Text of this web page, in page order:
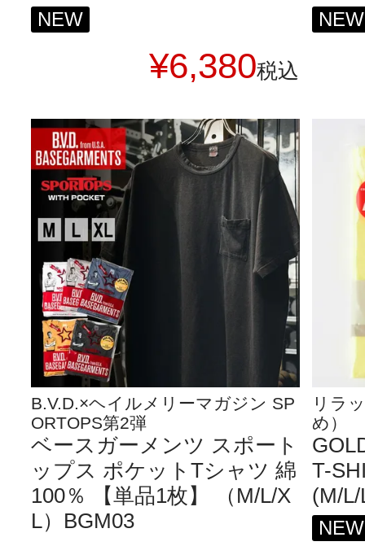
NEW
¥6,380税込
NEW
B.V.D.×ヘイルメリーマガジン SP
ORTOPS第2弾
ベースガーメンツ スポート
ップス ポケットTシャツ 綿
100％ 【単品1枚】 （M/L/X
L）BGM03
リラ
め）
T-
(M/L/
NEW